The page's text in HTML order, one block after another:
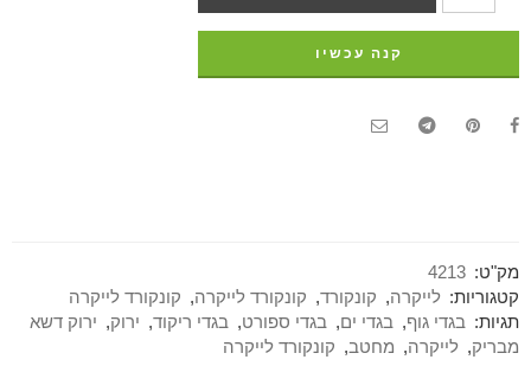
קנה עכשיו
מק"ט: 4213
קטגוריות: לייקרה, קונקורד, קונקורד לייקרה, קונקורד לייקרה
תגיות: בגדי גוף, בגדי ים, בגדי ספורט, בגדי ריקוד, ירוק, ירוק דשא
מבריק, לייקרה, מחטב, קונקורד לייקרה